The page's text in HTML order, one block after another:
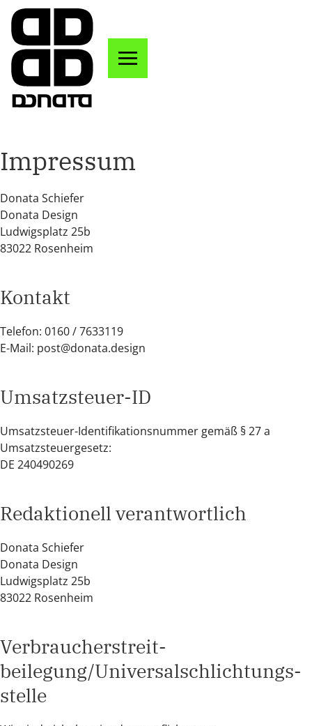
Zum Hauptinhalt springen
Impressum
Donata Schiefer
Donata Design
Ludwigsplatz 25b
83022 Rosenheim
Kontakt
Telefon: 0160 / 7633119
E-Mail: post@donata.design
Umsatzsteuer-ID
Umsatzsteuer-Identifikationsnummer gemäß § 27 a
Umsatzsteuergesetz:
DE 240490269
Redaktionell verantwortlich
Donata Schiefer
Donata Design
Ludwigsplatz 25b
83022 Rosenheim
Verbraucher­streit­
beilegung/Universal­schlichtungs­
stelle